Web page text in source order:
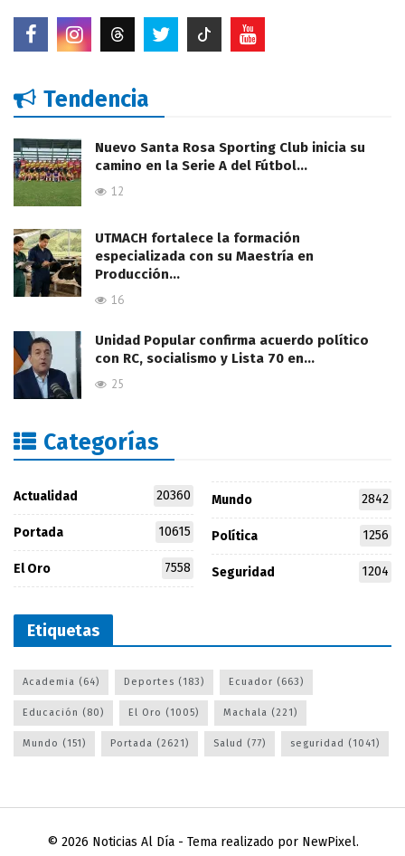
Tendencia
Nuevo Santa Rosa Sporting Club inicia su
camino en la Serie A del Fútbol…
12
UTMACH fortalece la formación
especializada con su Maestría en
Producción…
16
Unidad Popular confirma acuerdo político
con RC, socialismo y Lista 70 en…
25
Categorías
Actualidad 20360
Portada 10615
El Oro 7558
Mundo 2842
Política 1256
Seguridad 1204
Etiquetas
Academia (64) Deportes (183) Ecuador (663)
Educación (80) El Oro (1005) Machala (221)
Mundo (151) Portada (2621) Salud (77) seguridad (1041)
© 2026 Noticias Al Día- Tema realizado por NewPixel.